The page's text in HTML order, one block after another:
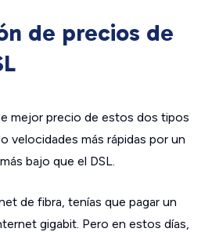
de precios de
mejor precio de estos dos tipos
velocidades más rápidas por un
bajo que el DSL.
de fibra, tenías que pagar un
gigabit. Pero en estos días,